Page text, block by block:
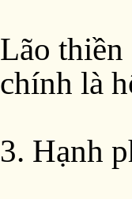
Lão
chính là
3. Hạnh